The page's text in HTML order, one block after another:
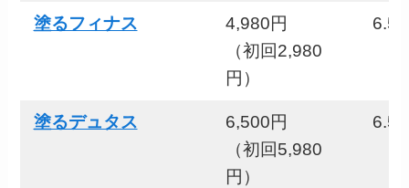
塗るフィナス
4,980円
（初回2,980
円）
塗るデュタス
6,500円
（初回5,980
円）